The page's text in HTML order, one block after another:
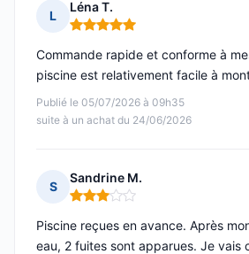
L
Léna T.
Note : 5 sur 5
Publié le 05/07/2026 à 09h35
suite à un achat du 24/06/2026
Commande rapide et conforme à
piscine est relativement facile à
S
Sandrine M.
Note : 3 sur 5
Piscine reçues en avance. Après
eau, 2 fuites sont apparues. Je vais